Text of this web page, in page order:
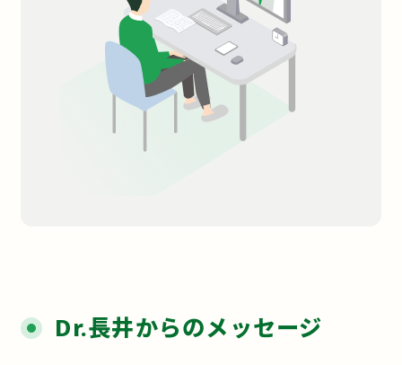
Dr.長井からのメッセージ